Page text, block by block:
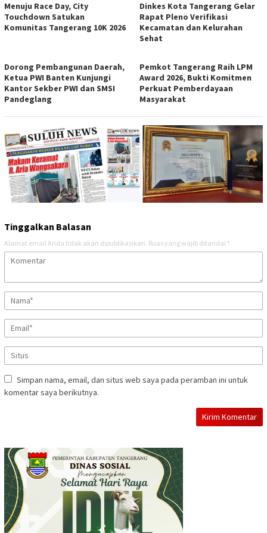
Menuju Race Day, City
Touchdown Satukan
Komunitas Tangerang 10K 2026
Dinkes Kota Tangerang Gelar
Rapat Pleno Verifikasi
Kecamatan dan Kelurahan
Sehat
Dorong Pembangunan Daerah,
Ketua PWI Banten Kunjungi
Kantor Sekber PWI dan SMSI
Pandeglang
Pemkot Tangerang Raih LPM
Award 2026, Bukti Komitmen
Perkuat Pemberdayaan
Masyarakat
Tinggalkan Balasan
Alamat email Anda tidak akan dipublikasikan. Ruas yang wajib ditandai *
Simpan nama, email, dan situs web saya pada peramban ini untuk
komentar saya berikutnya.